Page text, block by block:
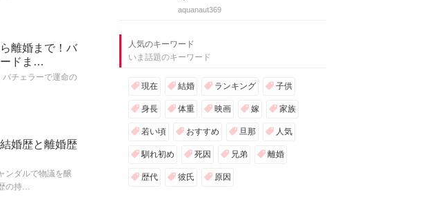
離婚まで！バ
ードま…
チェラーで運命の
婚歴と離婚歴
ンダルで物議を醸
の持…
aquanaut369
人気のキーワード
いま話題のキーワード
現在 結婚 ランキング 子供
身長 体重 映画 嫁 家族
若い頃 おすすめ 旦那 人気
馴れ初め 死因 兄弟 離婚
歴代 彼氏 原因